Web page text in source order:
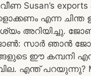
Susan’s
എന്ന
അറിയിച്ചു. ജോൺ:
ജോൺ: സാർ ഞാൻ
ഈ കമ്പനി
എന്ത്